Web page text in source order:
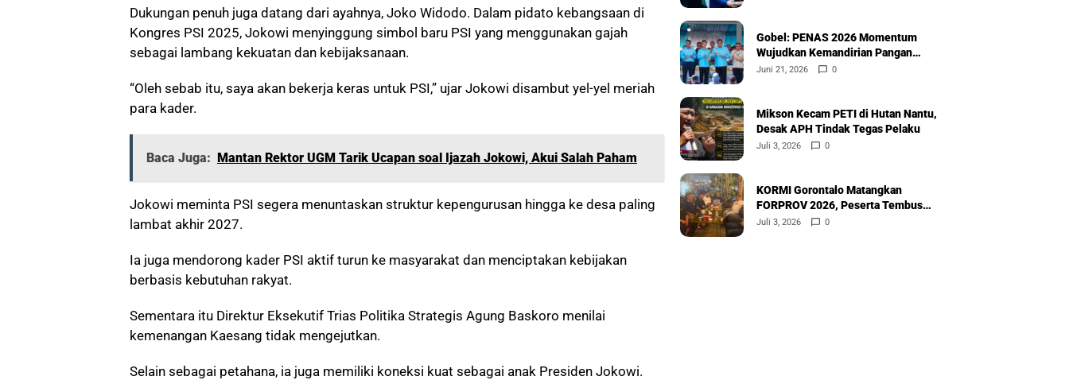
Dukungan penuh juga datang dari ayahnya, Joko Widodo. Dalam pidato kebangsaan di
Kongres PSI 2025, Jokowi menyinggung simbol baru PSI yang menggunakan gajah
sebagai lambang kekuatan dan kebijaksanaan.
“Oleh sebab itu, saya akan bekerja keras untuk PSI,” ujar Jokowi disambut yel-yel meriah
para kader.
Baca Juga: Mantan Rektor UGM Tarik Ucapan soal Ijazah Jokowi, Akui Salah Paham
Jokowi meminta PSI segera menuntaskan struktur kepengurusan hingga ke desa paling
lambat akhir 2027.
Ia juga mendorong kader PSI aktif turun ke masyarakat dan menciptakan kebijakan
berbasis kebutuhan rakyat.
Sementara itu Direktur Eksekutif Trias Politika Strategis Agung Baskoro menilai
kemenangan Kaesang tidak mengejutkan.
Selain sebagai petahana, ia juga memiliki koneksi kuat sebagai anak Presiden Jokowi.
Gobel: PENAS 2026 Momentum
Wujudkan Kemandirian Pangan
Nasional
Juni 21, 2026 0
Mikson Kecam PETI di Hutan Nantu,
Desak APH Tindak Tegas Pelaku
Juli 3, 2026 0
KORMI Gorontalo Matangkan
FORPROV 2026, Peserta Tembus
600
Juli 3, 2026 0